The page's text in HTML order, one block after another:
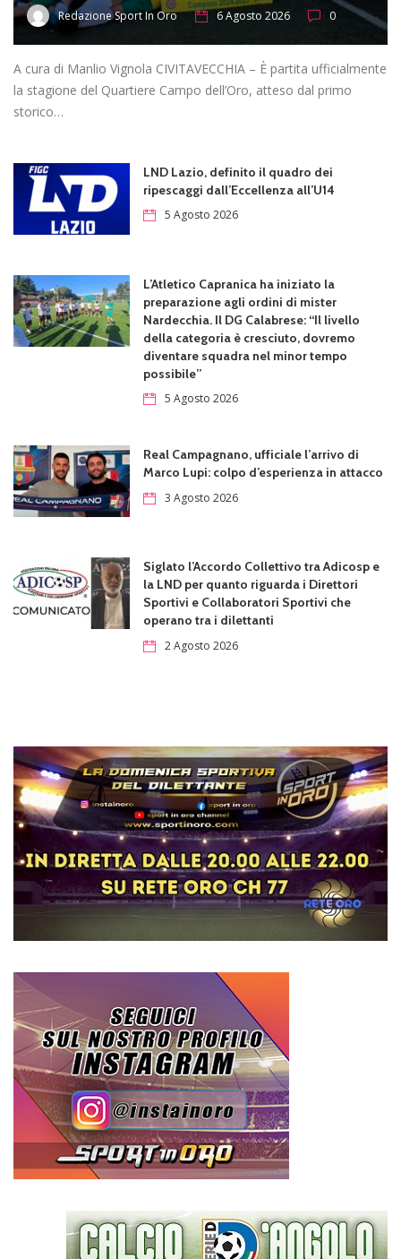
Redazione Sport In Oro 6 Agosto 2026 0
A cura di Manlio Vignola CIVITAVECCHIA – È partita ufficialmente
la stagione del Quartiere Campo dell’Oro, atteso dal primo
storico…
LND Lazio, definito il quadro dei
ripescaggi dall’Eccellenza all’U14
5 Agosto 2026
L’Atletico Capranica ha iniziato la
preparazione agli ordini di mister
Nardecchia. Il DG Calabrese: “Il livello
della categoria è cresciuto, dovremo
diventare squadra nel minor tempo
possibile”
5 Agosto 2026
Real Campagnano, ufficiale l’arrivo di
Marco Lupi: colpo d’esperienza in attacco
3 Agosto 2026
Siglato l’Accordo Collettivo tra Adicosp e
la LND per quanto riguarda i Direttori
Sportivi e Collaboratori Sportivi che
operano tra i dilettanti
2 Agosto 2026